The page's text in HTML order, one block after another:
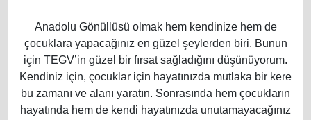
Anadolu Gönüllüsü olmak hem kendinize hem de
çocuklara yapacağınız en güzel şeylerden biri. Bunun
için TEGV’in güzel bir fırsat sağladığını düşünüyorum.
Kendiniz için, çocuklar için hayatınızda mutlaka bir kere
bu zamanı ve alanı yaratın. Sonrasında hem çocukların
hayatında hem de kendi hayatınızda unutamayacağınız